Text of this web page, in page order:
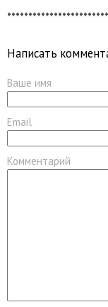
Написать
Ваше имя
Email
Комментарий